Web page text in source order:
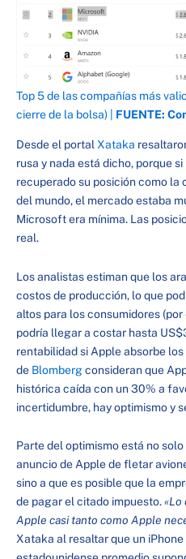
Top 5 de las compañías más
cierre de la bolsa) | FUENTE:
Desde el portalXataka
rusa y nada está dicho, porque
recuperado su posición como la
del mundo, el mercado estaba
Microsoft era mínima. Las
real.
Los analistas estiman que los
costos de producción, lo que
altos para los consumidores
podría llegar a costar hasta
rentabilidad si Apple absorbe
de Blombergconsideran que
histórica caída con un 30% a
incertidumbre, hay optimismo y
Parte del optimismo está no
anuncio de Apple de fletar
sino a que es posible que la
de pagar el citado impuesto.«Lo
Apple casi tanto como Apple
Xataka al resaltar que un